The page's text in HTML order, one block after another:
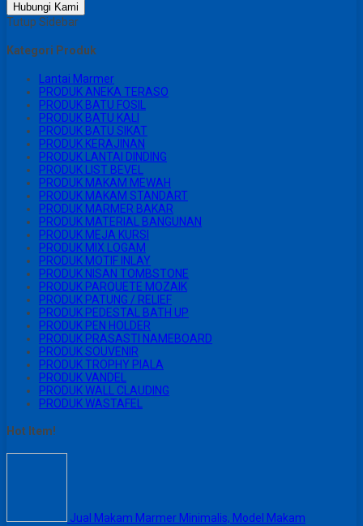
Hubungi Kami
Tutup Sidebar
Kategori Produk
Lantai Marmer
PRODUK ANEKA TERASO
PRODUK BATU FOSIL
PRODUK BATU KALI
PRODUK BATU SIKAT
PRODUK KERAJINAN
PRODUK LANTAI DINDING
PRODUK LIST BEVEL
PRODUK MAKAM MEWAH
PRODUK MAKAM STANDART
PRODUK MARMER BAKAR
PRODUK MATERIAL BANGUNAN
PRODUK MEJA KURSI
PRODUK MIX LOGAM
PRODUK MOTIF INLAY
PRODUK NISAN TOMBSTONE
PRODUK PARQUETE MOZAIK
PRODUK PATUNG / RELIEF
PRODUK PEDESTAL BATH UP
PRODUK PEN HOLDER
PRODUK PRASASTI NAMEBOARD
PRODUK SOUVENIR
PRODUK TROPHY PIALA
PRODUK VANDEL
PRODUK WALL CLAUDING
PRODUK WASTAFEL
Hot Item!
Jual Makam Marmer Minimalis, Model Makam